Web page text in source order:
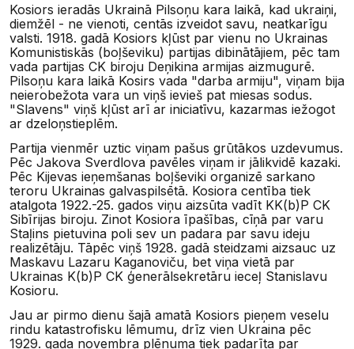
Kosiors ieradās Ukrainā Pilsoņu kara laikā, kad ukraiņi,
diemžēl - ne vienoti, centās izveidot savu, neatkarīgu
valsti. 1918. gadā Kosiors kļūst par vienu no Ukrainas
Komunistiskās (boļševiku) partijas dibinātājiem, pēc tam
vada partijas CK biroju Deņikina armijas aizmugurē.
Pilsoņu kara laikā Kosirs vada "darba armiju", viņam bija
neierobežota vara un viņš ievieš pat miesas sodus.
"Slavens" viņš kļūst arī ar iniciatīvu, kazarmas iežogot
ar dzeloņstieplēm.
Partija vienmēr uztic viņam pašus grūtākos uzdevumus.
Pēc Jakova Sverdlova pavēles viņam ir jālikvidē kazaki.
Pēc Kijevas ieņemšanas boļševiki organizē sarkano
teroru Ukrainas galvaspilsētā. Kosiora centība tiek
atalgota 1922.-25. gados viņu aizsūta vadīt KK(b)P CK
Sibīrijas biroju. Zinot Kosiora īpašības, cīņā par varu
Staļins pietuvina poli sev un padara par savu ideju
realizētāju. Tāpēc viņš 1928. gadā steidzami aizsauc uz
Maskavu Lazaru Kaganoviču, bet viņa vietā par
Ukrainas K(b)P CK ģenerālsekretāru ieceļ Stanislavu
Kosioru.
Jau ar pirmo dienu šajā amatā Kosiors pieņem veselu
rindu katastrofisku lēmumu, drīz vien Ukraina pēc
1929. gada novembra plēnuma tiek padarīta par